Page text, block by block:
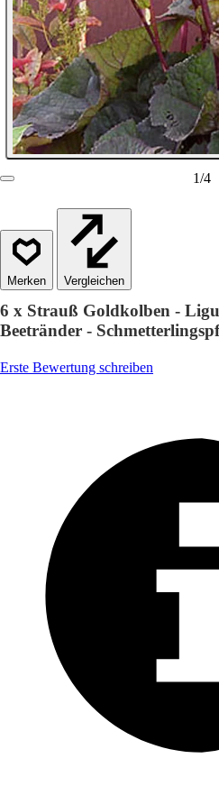
1/4
Vergleichen
6 x Strauß Goldkolben -
Beetränder -
Erste Bewertung schreiben